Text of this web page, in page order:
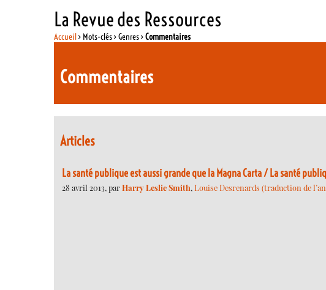
La Revue des Ressources
Accueil> Mots-clés > Genres >Commentaires
Commentaires
Articles
La santé publique est aussi grande que la Magna Carta / La santé
28 avril 2013, parHarry Leslie Smith, Louise Desrenards (traduction de